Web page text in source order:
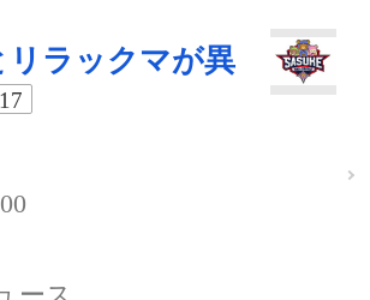
リラックマが異
17